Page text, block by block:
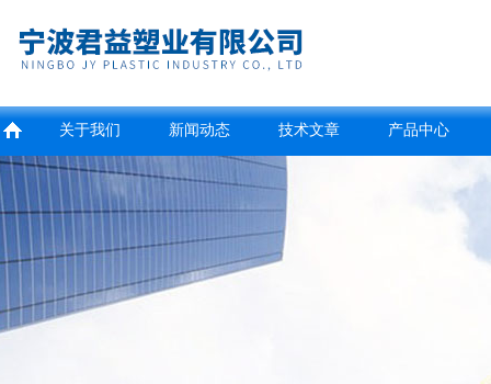
关于我们 新闻动态 技术文章 产品中心